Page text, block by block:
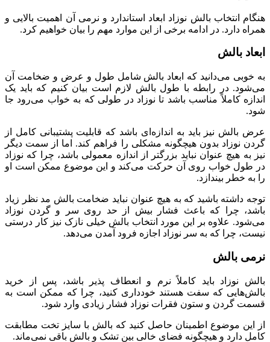
هنگام انتخاب بالش نوزاد ابعاد استاندارد و نرمی آن اهمیت بالایی و
همراه دارد. در ادامه برخی از این موارد مهم را بیان خواهیم کرد.
ابعاد بالش
به خوبی می‌دانید که ابعاد بالش شامل طول و عرض و ضخامت آن
می‌شود. در رابطه با طول بالش لازم است بیان کنیم که باید یک
اندازه کاملاً مناسب باشد تا نوزاد در طولی که به خواب می‌رود جا
شود‌.
عرض بالش نیز باید به اندازه‌ای باشد که قابلیت پشتیبانی کامل از
گردن نوزاد بدون هیچگونه مشکلی را فراهم کند. اما از سمت دیگر
نیز به هیچ عنوان نباید بزرگتر از اندازه معمولی باشد، چرا که نوزاد
در طول خواب روی آن حرکت می‌کند و این موضوع ممکن است او
را به خطر بیندازد.
توجه داشته باشید که به هیچ عنوان نباید ضخامت بالش مد نظر زیاد
باشد، چرا که باعث فشار بیش از حد روی سر و گردن نوزاد
می‌شود. علاوه بر این مورد انتخاب بالش خیلی نازک نیز کار درستی
نیست، چرا که به سر نوزاد اجازه فرود آمدن می‌دهد.
نرمی بالش
بالش نوزاد باید کاملاً نرم و انعطاف پذیر باشد، پس از خرید
بالش‌هایی که سفت هستند خودداری کنید، چرا که ممکن است به
قسمت گردن و ستون فقرات نوزاد فشار زیادی وارد شود.
از این موضوع اطمینان حاصل کنید که بالش با سایز تخت مطابقت
کامل دارد و هیچگونه فضای خالی بین تشک و بالش باقی نمی‌ماند.